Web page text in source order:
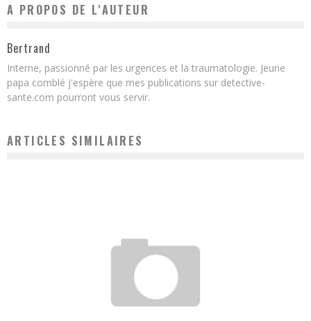
A PROPOS DE L'AUTEUR
Bertrand
Interne, passionné par les urgences et la traumatologie. Jeune
papa comblé j'espère que mes publications sur detective-
sante.com pourront vous servir.
ARTICLES SIMILAIRES